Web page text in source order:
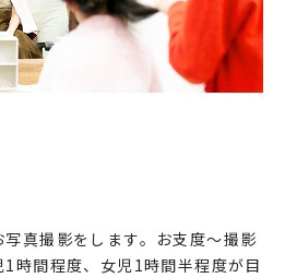
写真撮影をします。お支度～撮影
時間程度、女児1時間半程度が目